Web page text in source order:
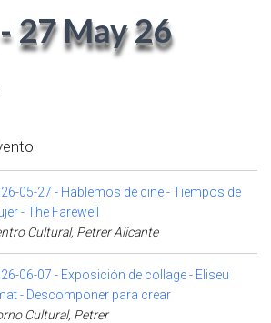
27 May 26
05-27 - Hablemos de cine - Tiempos de
- The Farewell
Cultural, Petrer Alicante
06-07 - Exposición de collage - Eliseu
- Descomponer para crear
Cultural, Petrer